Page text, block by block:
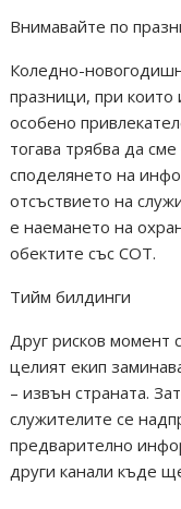
Внимавайте по
Коледно-
празници, при които
особено
тогава трябва да
споделянето на
отсъствието на
е наемането на
обектите със СОТ.
Тийм билдинги
Друг рисков момент
целият екип
– извън страната.
служителите се
предварително
други канали къде